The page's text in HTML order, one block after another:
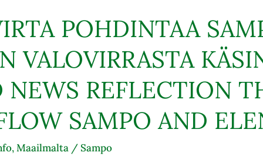
POHDINTAA
VALOVIRRASTA
NEWS REFLECTION
SAMPO AND
,Maailmalta / Sampo